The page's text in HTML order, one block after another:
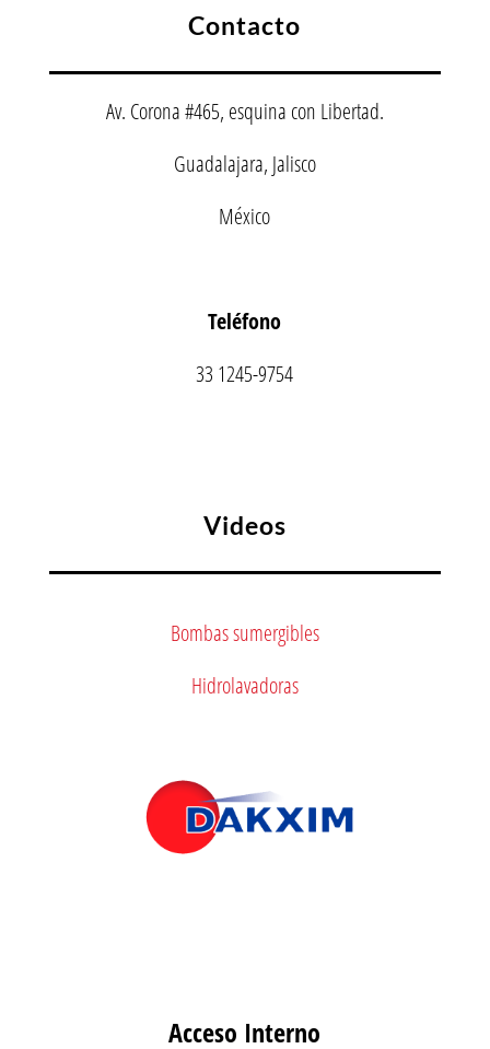
Contacto
Av. Corona #465, esquina con Libertad.
Guadalajara, Jalisco
México
Teléfono
33 1245-9754
Videos
Bombas sumergibles
Hidrolavadoras
Acceso Interno